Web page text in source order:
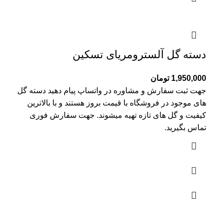
دسته گل آلسترومریای تسکین
1,950,000 تومان
جهت ثبت سفارش و مشاوره در واتساپ پیام دهید دسته گل
های موجود در فروشگاه با قیمت بروز هستند و با بالاترین
کیفیت و گل های تازه تهیه میشوند. جهت سفارش فوری
تماس بگیرید.